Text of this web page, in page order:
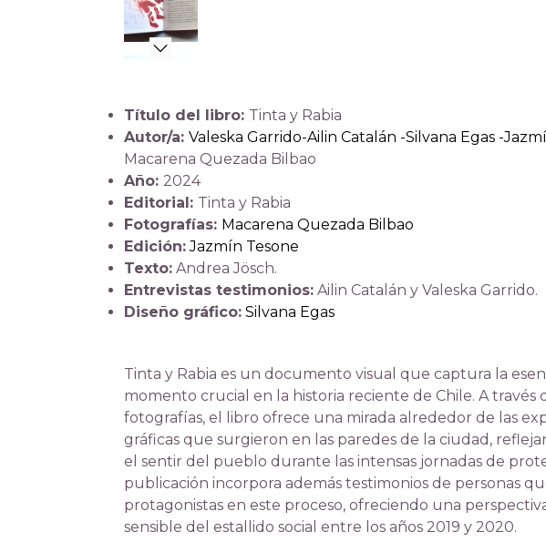
Título del libro: Tinta y Rabia
Autor/a: Valeska Garrido-Ailin Catalán -Silvana Egas -
Macarena Quezada Bilbao
Año: 2024
Editorial: Tinta y Rabia
Fotografías: Macarena Quezada Bilbao
Edición: Jazmín Tesone
Texto:Andrea Jösch.
Entrevistas testimonios:Ailin Catalán y Valeska Garrido.
Diseño gráfico: Silvana Egas
Tinta y Rabia es un documento visual que captura la
momento crucial en la historia reciente de Chile. A través
fotografías, el libro ofrece una mirada alrededor de las
gráficas que surgieron en las paredes de la ciudad,
el sentir del pueblo durante las intensas jornadas de
publicación incorpora además testimonios de personas
protagonistas en este proceso, ofreciendo una
sensible del estallido social entre los años 2019 y 2020.